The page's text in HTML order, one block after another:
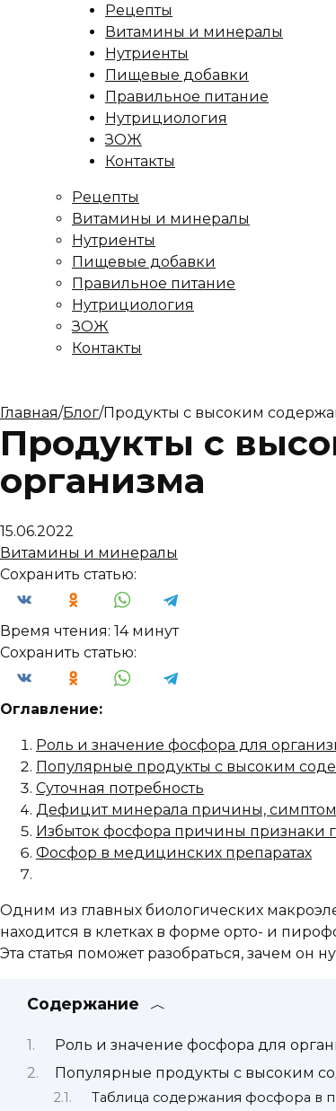
Рецепты
Витамины и минералы
Нутриенты
Пищевые добавки
Правильное питание
Нутрициология
ЗОЖ
Контакты
Рецепты
Витамины и минералы
Нутриенты
Пищевые добавки
Правильное питание
Нутрициология
ЗОЖ
Контакты
Главная/Блог/Продукты с высоким
Продукты с
организма
15.06.2022
Витамины и минералы
Сохранить статью:
Время чтения: 14 минут
Сохранить статью:
Оглавление:
Роль и значение фосфора для
Популярные продукты с высоким
Суточная потребность
Дефицит минерала причины,
Избыток фосфора причины признаки
Фосфор в медицинских препаратах
Одним из главных биологических
находится в клетках в форме орто- и
Эта статья поможет разобраться, зачем он
Содержание
Роль и значение фосфора для
Популярные продукты с высоким
Таблица содержания фосфора в